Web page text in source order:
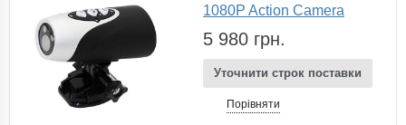
1080P Action Camera
5 980 грн.
Уточнити строк поставки
Порівняти